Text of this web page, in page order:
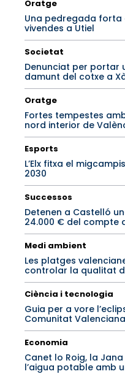
Oratge
Una pedregada forta
vivendes a Utiel
Societat
Denunciat per portar
damunt del cotxe a
Oratge
Fortes tempestes
nord interior de
Esports
L’Elx fitxa el
2030
Successos
Detenen a Castelló
24.000 € del compte
Medi ambient
Les platges
controlar la qualitat
Ciència i tecnologia
Guia per a vore
Comunitat Valenciana
Economia
Canet lo Roig, la
l’aigua potable amb